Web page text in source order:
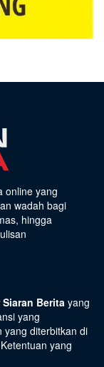
online yang
wadah bagi
hingga
Berita yang
yang
yang diterbitkan di
yang